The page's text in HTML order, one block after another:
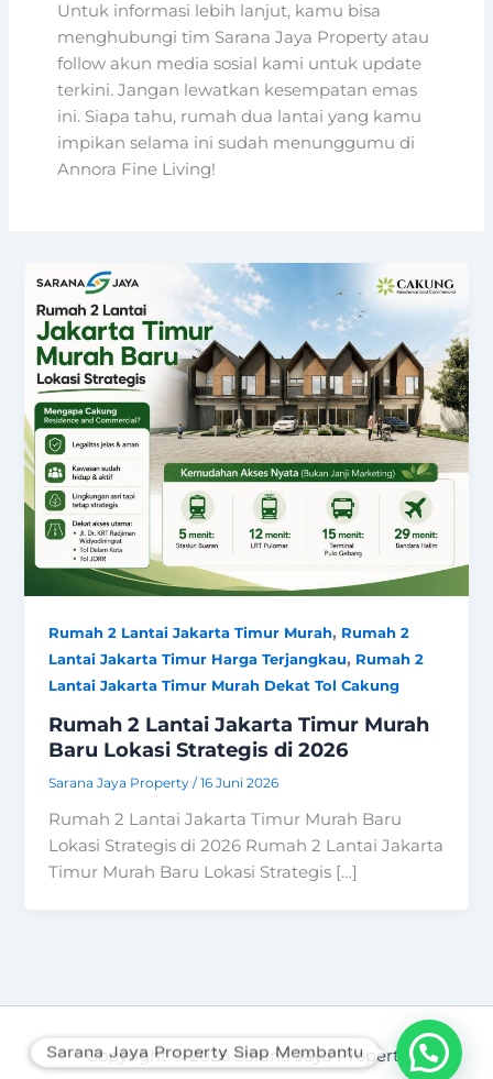
Untuk informasi lebih lanjut, kamu bisa
menghubungi tim Sarana Jaya Property atau
follow akun media sosial kami untuk update
terkini. Jangan lewatkan kesempatan emas
ini. Siapa tahu, rumah dua lantai yang kamu
impikan selama ini sudah menunggumu di
Annora Fine Living!
Rumah 2 Lantai Jakarta Timur Murah, Rumah 2
Lantai Jakarta Timur Harga Terjangkau, Rumah 2
Lantai Jakarta Timur Murah Dekat Tol Cakung
Rumah 2 Lantai Jakarta Timur Murah
Baru Lokasi Strategis di 2026
Sarana Jaya Property/16 Juni 2026
Rumah 2 Lantai Jakarta Timur Murah Baru
Lokasi Strategis di 2026 Rumah 2 Lantai Jakarta
Timur Murah Baru Lokasi Strategis […]
Copyright © 2026 Sarana Jaya Property
Sarana Jaya Property Siap Membantu